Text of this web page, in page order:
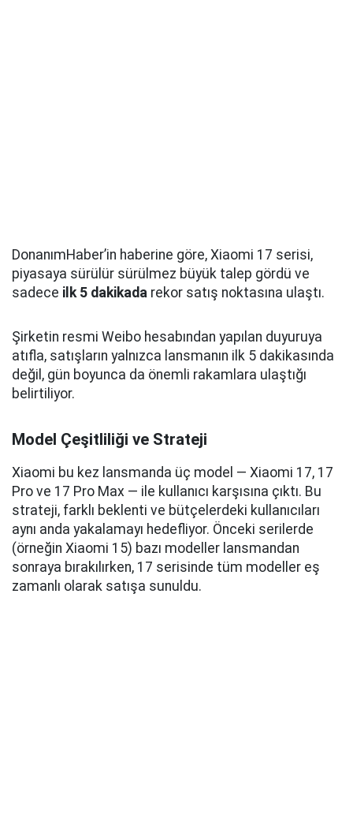
DonanımHaber’in haberine göre, Xiaomi 17 serisi,
piyasaya sürülür sürülmez büyük talep gördü ve
sadece ilk 5 dakikada rekor satış noktasına ulaştı.
Şirketin resmi Weibo hesabından yapılan duyuruya
atıfla, satışların yalnızca lansmanın ilk 5 dakikasında
değil, gün boyunca da önemli rakamlara ulaştığı
belirtiliyor.
Model Çeşitliliği ve Strateji
Xiaomi bu kez lansmanda üç model — Xiaomi 17, 17
Pro ve 17 Pro Max — ile kullanıcı karşısına çıktı. Bu
strateji, farklı beklenti ve bütçelerdeki kullanıcıları
aynı anda yakalamayı hedefliyor. Önceki serilerde
(örneğin Xiaomi 15) bazı modeller lansmandan
sonraya bırakılırken, 17 serisinde tüm modeller eş
zamanlı olarak satışa sunuldu.